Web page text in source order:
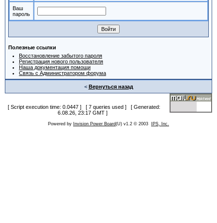
Ваш
пароль
Полезные ссылки
Восстановление забытого пароля
Регистрация нового пользователя
Наша документация помощи
Связь с Администратором форума
< Вернуться назад
[ Script execution time: 0.0447 ] [ 7 queries used ] [ Generated:
6.08.26, 23:17 GMT ]
Powered by Invision Power Board(U) v1.2 © 2003 IPS, Inc.